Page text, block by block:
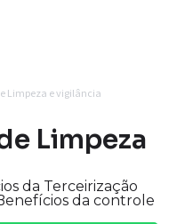
Limpeza e vigilância
Limpeza
da Terceirização
da controle